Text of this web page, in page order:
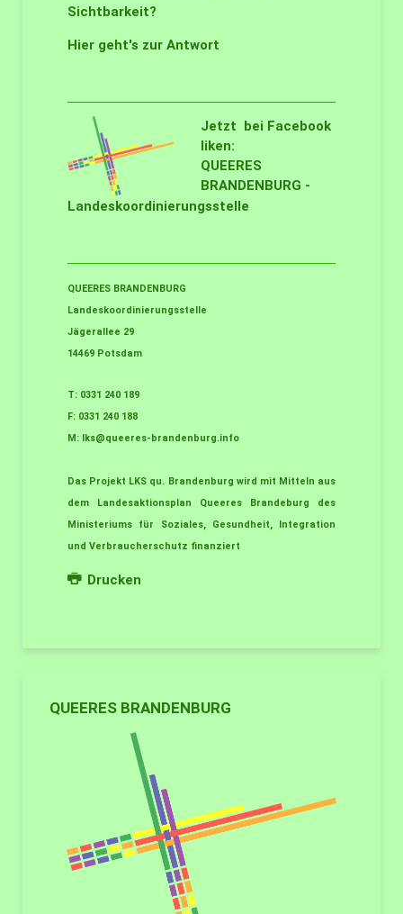
Sichtbarkeit?
Hier geht's zur Antwort
Jetzt bei Facebook
liken:
QUEERES
BRANDENBURG -
Landeskoordinierungsstelle
QUEERES BRANDENBURG
Landeskoordinierungsstelle
Jägerallee 29
14469 Potsdam
T: 0331 240 189
F: 0331 240 188
M:
lks@queeres-brandenburg.info
Das Projekt LKS qu. Brandenburg wird mit Mitteln aus
dem Landesaktionsplan Queeres Brandeburg des
Ministeriums für Soziales, Gesundheit, Integration
und Verbraucherschutz finanziert
Drucken
QUEERES BRANDENBURG